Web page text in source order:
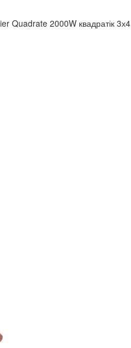
Quadrate 2000W квадратік 3х4